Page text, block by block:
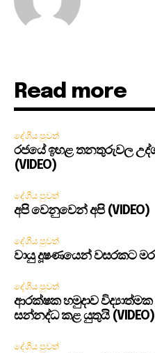
Read more
දේශීය පුවත්
රජයේ ඉහළ තනතුරුවල
(VIDEO)
දේශීය පුවත්
අපි වෙනුවෙන් අපි (VIDEO)
දේශීය පුවත්
වායු දූෂණයෙන් වසරකට
දේශීය පුවත්
ආරක්ෂක හමුදාව
සන්නද්ධ කළ යුතුයි (VIDEO)
දේශීය පුවත්